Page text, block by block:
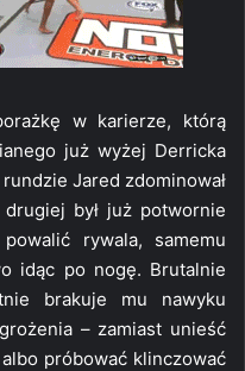
w karierze, którą
już wyżej Derricka
Jared zdominował
był już potwornie
rywala, samemu
idąc po nogę. Brutalnie
brakuje mu nawyku
– zamiast unieść
próbować klinczować